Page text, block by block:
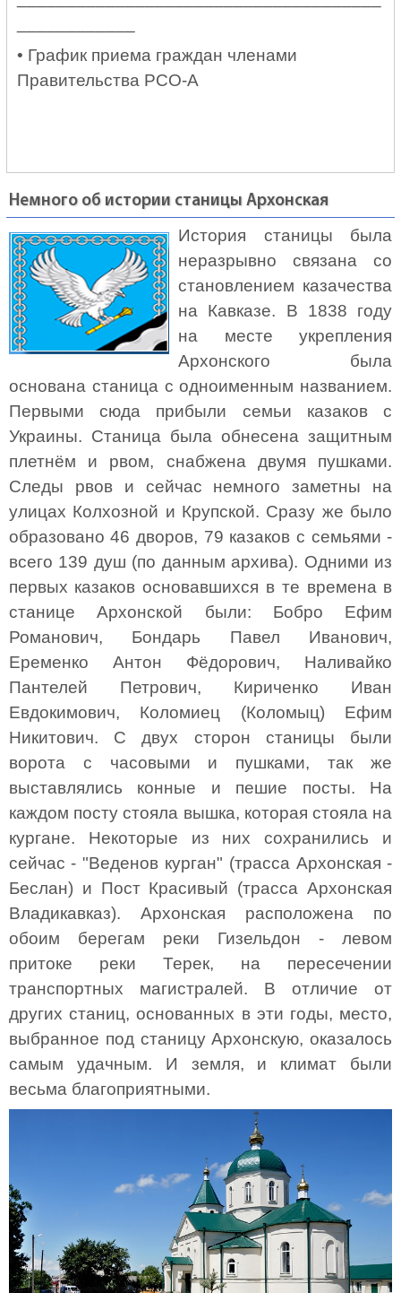
• График приема граждан членами
Правительства РСО-А
Немного об истории станицы Архонская
История станицы была
неразрывно связана со
становлением казачества
на Кавказе. В 1838 году
на месте укрепления
Архонского была
основана станица с одноименным названием.
Первыми сюда прибыли семьи казаков с
Украины. Станица была обнесена защитным
плетнём и рвом, снабжена двумя пушками.
Следы рвов и сейчас немного заметны на
улицах Колхозной и Крупской. Сразу же было
образовано 46 дворов, 79 казаков с семьями -
всего 139 душ (по данным архива). Одними из
первых казаков основавшихся в те времена в
станице Архонской были: Бобро Ефим
Романович, Бондарь Павел Иванович,
Еременко Антон Фёдорович, Наливайко
Пантелей Петрович, Кириченко Иван
Евдокимович, Коломиец (Коломыц) Ефим
Никитович. С двух сторон станицы были
ворота с часовыми и пушками, так же
выставлялись конные и пешие посты. На
каждом посту стояла вышка, которая стояла на
кургане. Некоторые из них сохранились и
сейчас - "Веденов курган" (трасса Архонская -
Беслан) и Пост Красивый (трасса Архонская
Владикавказ). Архонская расположена по
обоим берегам реки Гизельдон - левом
притоке реки Терек, на пересечении
транспортных магистралей. В отличие от
других станиц, основанных в эти годы, место,
выбранное под станицу Архонскую, оказалось
самым удачным. И земля, и климат были
весьма благоприятными.